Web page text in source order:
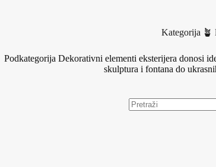
Kategorija 🪴
Podkategorija Dekorativni elementi eksterijera donosi
skulptura i fontana do